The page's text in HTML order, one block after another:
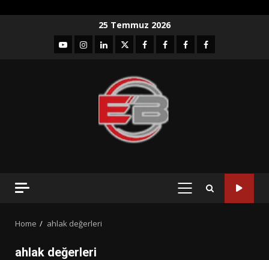
25 Temmuz 2026
YouTubeInstagram
LinkedIntwitterfacebook-Facebook-
Facebook-Facebook-
PRIMARY
Home ahlak değerleri
ahlak değerleri